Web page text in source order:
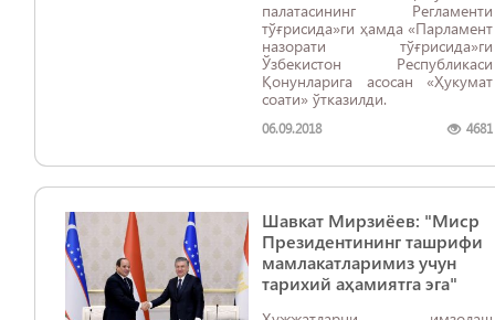
палатасининг Регламенти
тўғрисида»ги ҳамда «Парламент
назорати тўғрисида»ги
Ўзбекистон Республикаси
Қонунларига асосан «Ҳукумат
соати» ўтказилди.
06.09.2018 4681
Шавкат Мирзиёев: "Миср
Президентининг ташрифи
мамлакатларимиз учун
тарихий аҳамиятга эга"